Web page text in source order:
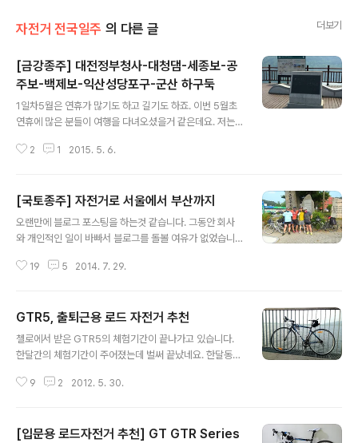
자전거 전국일주 의 다른 글 더보기
[금강종주] 대전정부청사-대청댐-세종보-공
주보-백제보-익산성당포구-군산 하구둑
1일차5월은 연휴가 많기도 하고 길기도 하죠. 이번 5월초
연휴에 많은 분들이 여행을 다녀오셨을거 같은데요. 저는
난해 국토종주를 다녀왔고, 얼마전에 한강종주를 마쳤는데
7호선에 자전거를 싣고 고속버스터미널로 갔습니다. 금강
종주는 기차를 타고 내려가서 신탄진역에서 대청댐 인증센
터로 가는 것이 최선이지만 아시다시피 무궁화호의 자전거
작정 기차에 자전거를 실었다가는 역무원한테 제지당할수
2 1 2015. 5. 6.
[국토종주] 자전거로 서울에서 부산까지
오랜만에 블로그 포스팅을 하는것 같습니다. 그동안 회사
와 개인적인 일이 바빠서 블로그를 돌볼 여유가 없었습니
쾌적해졌습니다. 그만큼 많은 분들이 복잡한 서울을 벗어
른 휴가를 다녀왔습니다. ㅎㅎ 올해 휴가는 바다 또는 계곡
이 아닌 자전거타고 서울에서 부산가기였습니다. 아내와
이런 저런 이야기를 하던중 4년전에 다녀온 자전거전국일
전국일주는 아내와 저에게 많은 추억들을 안겨준 여행이었
19 5 2014. 7. 29.
GTR5, 출퇴근용 로드 자전거 추천
첼로에서 받은 GTR5의 체험기간이 끝나가고 있습니다.
한달간의 체험기간이 주어졌는데 벌써 끝났네요. 한달동안
는 못했던것 같습니다. 장거리도 가고 싶기도 했는데 바쁜
난번 포스팅에서 입문용 로드자전거로 GTR5를 추천해드
9 2 2012. 5. 30.
[입문용 로드자전거 추천] GT GTR Series